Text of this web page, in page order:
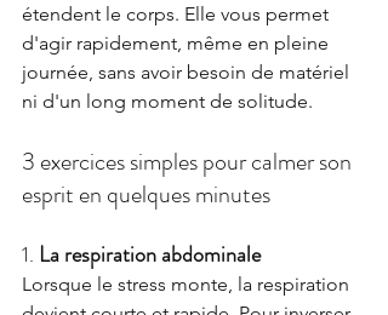
étendent le corps. Elle vous permet
d'agir rapidement, même en pleine
journée, sans avoir besoin de matériel
ni d'un long moment de solitude.
3 exercices simples pour calmer son
esprit en quelques minutes
1. La respiration abdominale
Lorsque le stress monte, la respiration